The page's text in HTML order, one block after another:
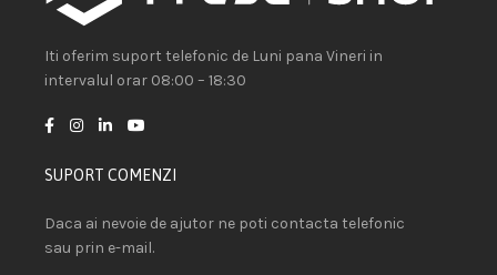
Iti oferim suport telefonic de Luni pana Vineri in
intervalul orar 08:00 – 18:30
SUPORT COMENZI
Daca ai nevoie de ajutor ne poti contacta telefonic
sau prin e-mail.